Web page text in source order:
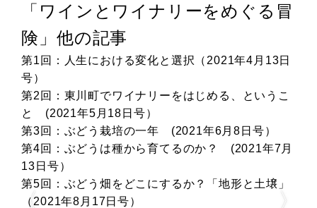
「ワインとワイナリーをめぐる冒
険」他の記事
第11回：ワイナリー法人を設立するか否か、それ
がイシューだ（2022年3月8日号）
第12回：ワインづくりの学び方
第13回：盛り上がりを見せているテイスティング
第14回：ワイナリーのお金の話その１「ぶどう畑
を準備するには…」
第15回：ワイナリーのお金の話その2「今ある建物
を活用したほうが・・・」
第16回：ワイナリーのお金の話その3「醸造設備は